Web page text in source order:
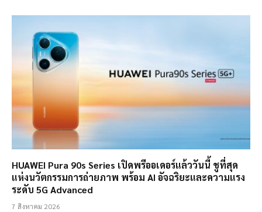
HUAWEI Pura 90s Series เปิดพรีออเดอร์แล้ววันนี้ ชูที่สุด
แห่งนวัตกรรมการถ่ายภาพ พร้อม AI อัจฉริยะและความแรง
ระดับ 5G Advanced
7 สิงหาคม 2026